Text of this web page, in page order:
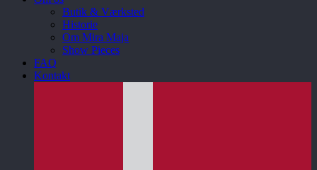
Butik & Værksted
Historie
Om Mira Maja
Show Pieces
FAQ
Kontakt